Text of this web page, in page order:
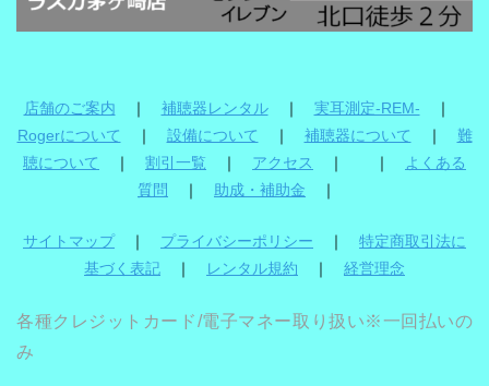
店舗のご案内 ｜ 補聴器レンタル｜ 実耳測定-REM- ｜
Rogerについて ｜ 設備について ｜ 補聴器について ｜ 難
聴について
｜ 割引一覧 ｜ アクセス ｜ ｜
よくある
質問
｜ 助成・補助金 ｜
サイトマップ｜ プライバシーポリシー ｜ 特定商取引法に
基づく表記 ｜ レンタル規約 ｜ 経営理念
各種クレジットカード/電子マネー取り扱い※一回払いの
み